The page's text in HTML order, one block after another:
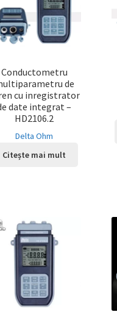
Conductometru
de
cu inregistrator
date integrat –
HD2106.2
Delta Ohm
Citește mai mult